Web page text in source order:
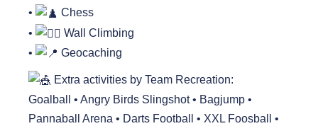
•
Chess
•
Wall Climbing
•
Geocaching
Extra activities by Team Recreation:
Goalball • Angry Birds Slingshot • Bagjump •
Pannaball Arena • Darts Football • XXL Foosball •